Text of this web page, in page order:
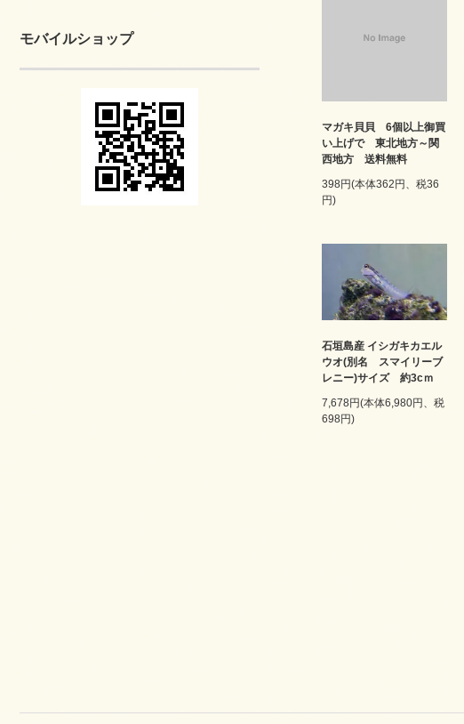
モバイルショップ
マガキ貝貝 6個以上御買
い上げで 東北地方～関
西地方 送料無料
398円(本体362円、税36
円)
石垣島産 イシガキカエル
ウオ(別名 スマイリーブ
レニー)サイズ 約3cｍ
7,678円(本体6,980円、税
698円)